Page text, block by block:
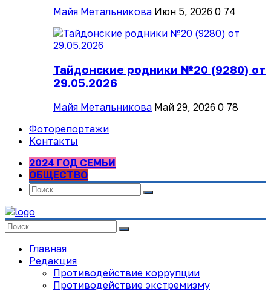
Майя Метальникова Июн 5, 2026 0 74
Тайдонские родники №20 (9280) от
29.05.2026
Майя Метальникова Май 29, 2026 0 78
Фоторепортажи
Контакты
2024 ГОД СЕМЬИ
ОБЩЕСТВО
Главная
Редакция
Противодействие коррупции
Противодействие экстремизму